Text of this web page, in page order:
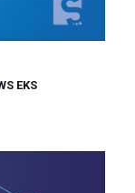
EKS